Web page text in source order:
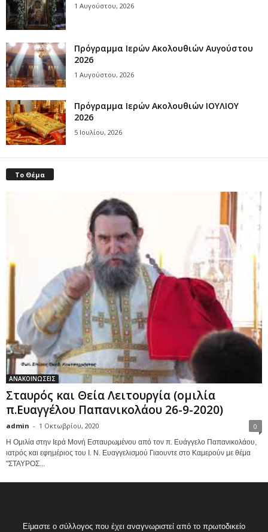
1 Αυγούστου, 2026
Πρόγραμμα Ιερών Ακολουθιών Αυγούστου
2026
1 Αυγούστου, 2026
Πρόγραμμα Ιερών Ακολουθιών ΙΟΥΛΙΟΥ
2026
5 Ιουλίου, 2026
Το Θέμα
ΑΝΑΚΟΙΝΩΣΕΙΣ
Σταυρός και Θεία Λειτουργία (ομιλία
π.Ευαγγέλου Παπανικολάου 26-9-2020)
admin - 1 Οκτωβρίου, 2020 0
Η Ομιλία στην Ιερά Μονή Εσταυρωμένου από τον π. Ευάγγελο Παπανικολάου,
ιατρός και εφημέριος του Ι. Ν. Ευαγγελισμού Γιαουντε στο Καμερούν με θέμα
"ΣΤΑΥΡΟΣ...
Είμαστε ο σύλλογος που έχει αναγνωριστεί από το πρωτοδικείο